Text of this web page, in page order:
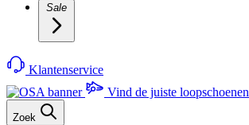
Sale
Klantenservice
Vind de juiste loopschoenen
Zoek